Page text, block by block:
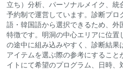
立ち）分析、パーソナルメイク、
予約制で運営しています。診断プロ
語・韓国語から選択できるため、
特徴です。明洞の中心エリアに位
の途中に組み込みやすく、診断結果
アイテムを選ぶ際の参考にするこ
イトにて希望のプログラム、日時、